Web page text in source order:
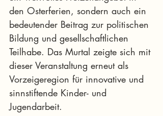
den Osterferien, sondern auch ein
bedeutender Beitrag zur politischen
Bildung und gesellschaftlichen
Teilhabe. Das Murtal zeigte sich mit
dieser Veranstaltung erneut als
Vorzeigeregion für innovative und
sinnstiftende Kinder- und
Jugendarbeit.